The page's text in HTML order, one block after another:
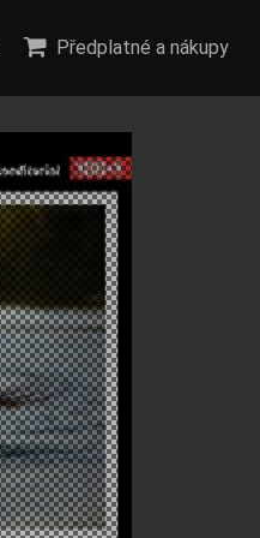
Předplatné a nákupy